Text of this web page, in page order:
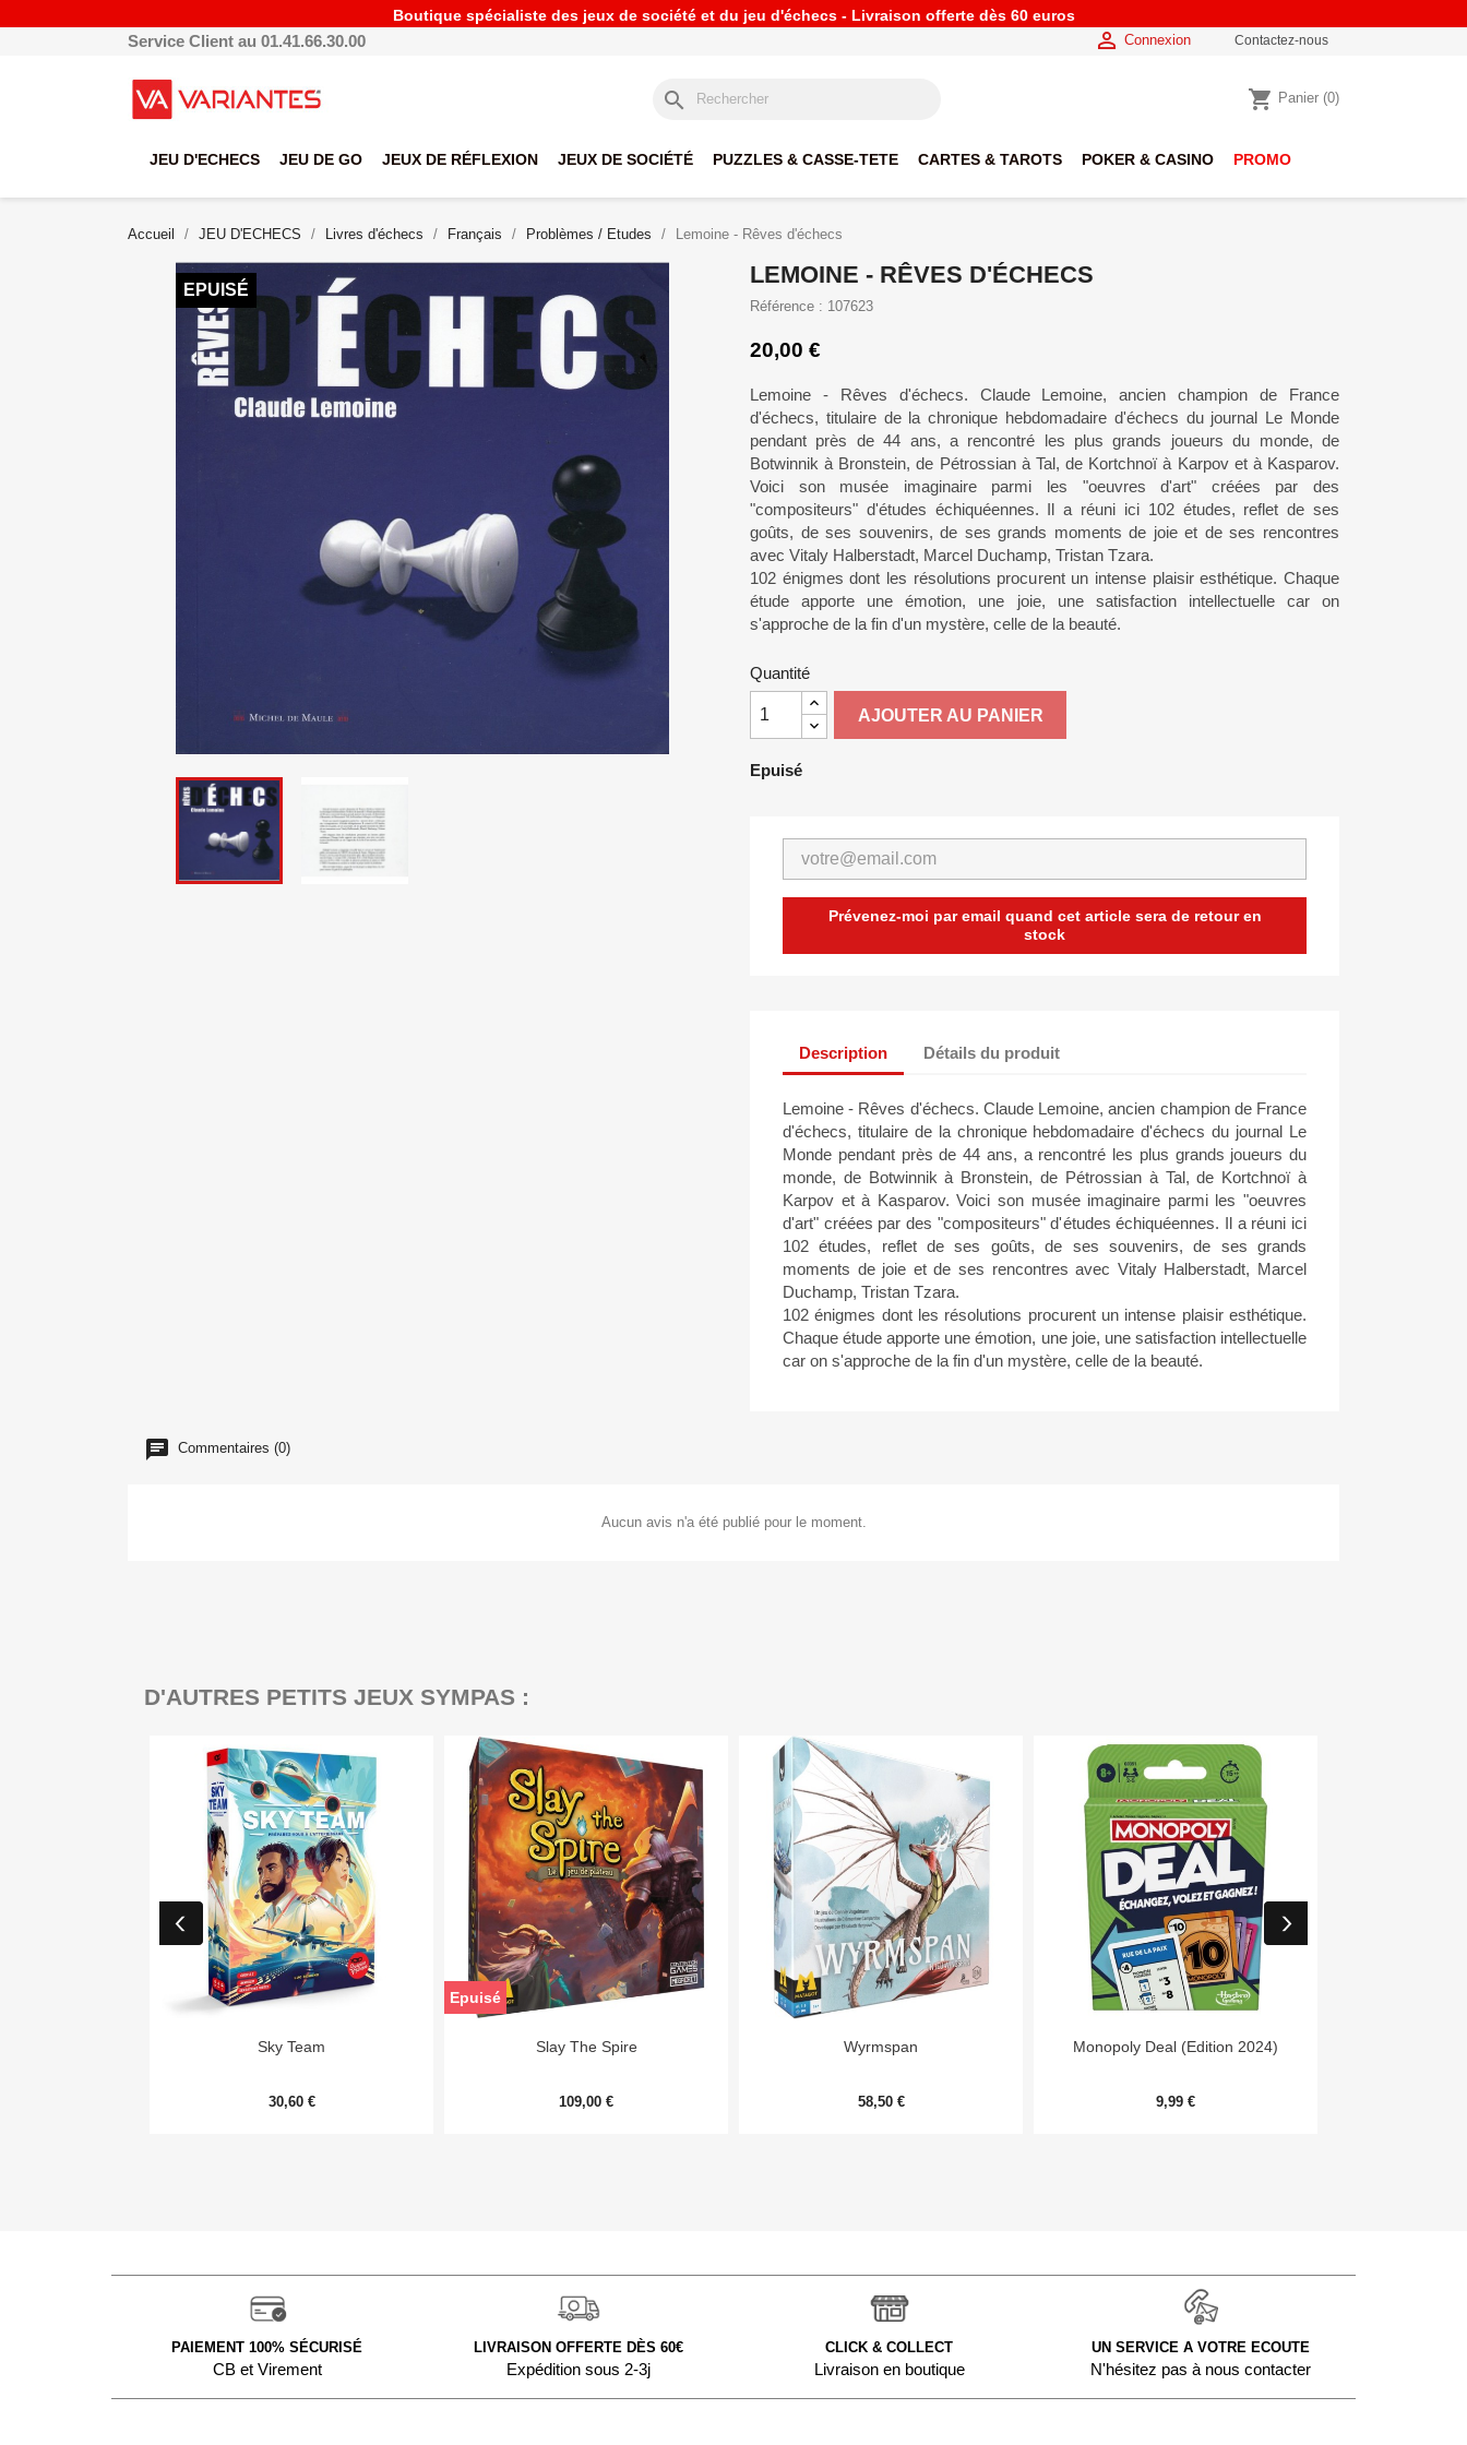
Boutique spécialiste des jeux de société et du jeu d'échecs - Livraison offerte dès 60 euros
Service Client au 01.41.66.30.00  Connexion Contactez-nous
search shopping_cart Panier (0)
JEU D'ECHECS JEU DE GO JEUX DE RÉFLEXION JEUX DE SOCIÉTÉ PUZZLES & CASSE-TETE CARTES & TAROTS POKER & CASINO PROMO
Accueil JEU D'ECHECS Livres d'échecs Français Problèmes / Etudes Lemoine - Rêves d'échecs
EPUISÉ
LEMOINE - RÊVES D'ÉCHECS
Référence : 107623
20,00 €
Lemoine - Rêves d'échecs. Claude Lemoine, ancien champion de France
d'échecs, titulaire de la chronique hebdomadaire d'échecs du journal Le Monde
pendant près de 44 ans, a rencontré les plus grands joueurs du monde, de
Botwinnik à Bronstein, de Pétrossian à Tal, de Kortchnoï à Karpov et à Kasparov.
Voici son musée imaginaire parmi les "oeuvres d'art" créées par des
"compositeurs" d'études échiquéennes. Il a réuni ici 102 études, reflet de ses
goûts, de ses souvenirs, de ses grands moments de joie et de ses rencontres
avec Vitaly Halberstadt, Marcel Duchamp, Tristan Tzara.
102 énigmes dont les résolutions procurent un intense plaisir esthétique. Chaque
étude apporte une émotion, une joie, une satisfaction intellectuelle car on
s'approche de la fin d'un mystère, celle de la beauté.
Quantité
AJOUTER AU PANIER
Epuisé
Prévenez-moi par email quand cet article sera de retour en
stock
Description Détails du produit
Lemoine - Rêves d'échecs. Claude Lemoine, ancien champion de France
d'échecs, titulaire de la chronique hebdomadaire d'échecs du journal Le
Monde pendant près de 44 ans, a rencontré les plus grands joueurs du
monde, de Botwinnik à Bronstein, de Pétrossian à Tal, de Kortchnoï à
Karpov et à Kasparov. Voici son musée imaginaire parmi les "oeuvres
d'art" créées par des "compositeurs" d'études échiquéennes. Il a réuni ici
102 études, reflet de ses goûts, de ses souvenirs, de ses grands
moments de joie et de ses rencontres avec Vitaly Halberstadt, Marcel
Duchamp, Tristan Tzara.
102 énigmes dont les résolutions procurent un intense plaisir esthétique.
Chaque étude apporte une émotion, une joie, une satisfaction intellectuelle
car on s'approche de la fin d'un mystère, celle de la beauté.
Commentaires (0)
Aucun avis n'a été publié pour le moment.
D'AUTRES PETITS JEUX SYMPAS :
Aperçu rapide
Sky Team
30,60 €
Aperçu rapide
Slay The Spire
109,00 €
Epuisé
Aperçu rapide
Wyrmspan
58,50 €
Aperçu rapide
Monopoly Deal (Edition 2024)
9,99 €
PAIEMENT 100% SÉCURISÉ
CB et Virement
LIVRAISON OFFERTE DÈS 60€
Expédition sous 2-3j
CLICK & COLLECT
Livraison en boutique
UN SERVICE A VOTRE ECOUTE
N'hésitez pas à nous contacter